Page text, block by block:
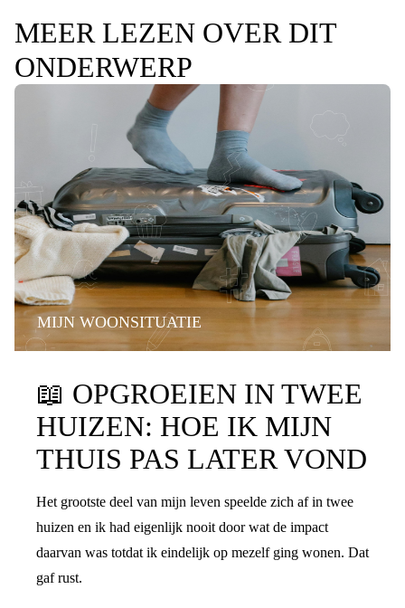
MEER LEZEN OVER DIT
ONDERWERP
MIJN WOONSITUATIE
📖 OPGROEIEN IN TWEE
HUIZEN: HOE IK MIJN
THUIS PAS LATER VOND
Het grootste deel van mijn leven speelde zich af in twee
huizen en ik had eigenlijk nooit door wat de impact
daarvan was totdat ik eindelijk op mezelf ging wonen. Dat
gaf rust.